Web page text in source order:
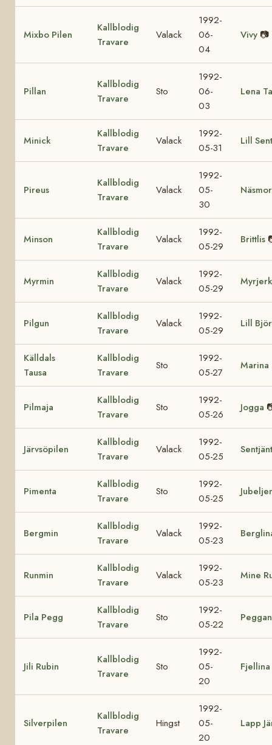
Mixbo Pilen
Kallblodig
Travare
Valack
1992-
06-
04
Vivy 📷
Pillan
Kallblodig
Travare
Sto
1992-
06-
03
Lena
Minick
Kallblodig
Travare
Valack
1992-
05-31
Lill
Pireus
Kallblodig
Travare
Valack
1992-
05-
30
Näsmor
Minson
Kallblodig
Travare
Valack
1992-
05-29
Brittlis
Myrmin
Kallblodig
Travare
Valack
1992-
05-29
Pilgun
Kallblodig
Travare
Valack
1992-
05-29
Lill
Källdals
Tausa
Kallblodig
Travare
Sto
1992-
05-27
Marina
Pilmaja
Kallblodig
Travare
Sto
1992-
05-26
Jogga
Järvsöpilen
Kallblodig
Travare
Valack
1992-
05-25
Pimenta
Kallblodig
Travare
Sto
1992-
05-25
Bergmin
Kallblodig
Travare
Valack
1992-
05-23
Runmin
Kallblodig
Travare
Valack
1992-
05-23
Mine
Pila Pegg
Kallblodig
Travare
Sto
1992-
05-22
Peggan
Jili Rubin
Kallblodig
Travare
Sto
1992-
05-
20
Fjellina
Silverpilen
Kallblodig
Travare
Hingst
1992-
05-
20
Lapp